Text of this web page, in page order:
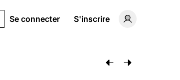
Se connecter S'inscrire
Basculer